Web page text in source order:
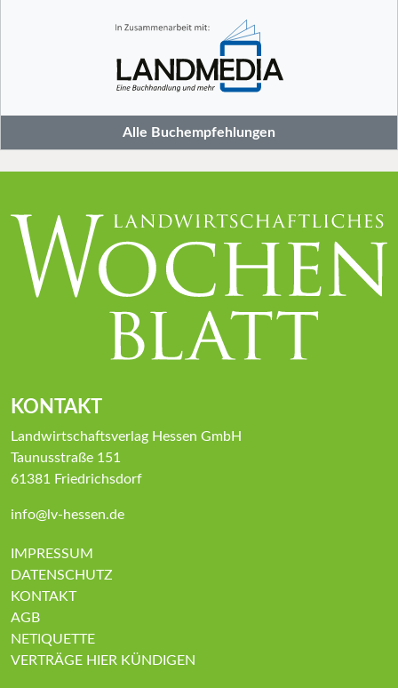
Alle Buchempfehlungen
KONTAKT
Landwirtschaftsverlag Hessen GmbH
Taunusstraße 151
61381 Friedrichsdorf
info@lv-hessen.de
IMPRESSUM
DATENSCHUTZ
KONTAKT
AGB
NETIQUETTE
VERTRÄGE HIER KÜNDIGEN